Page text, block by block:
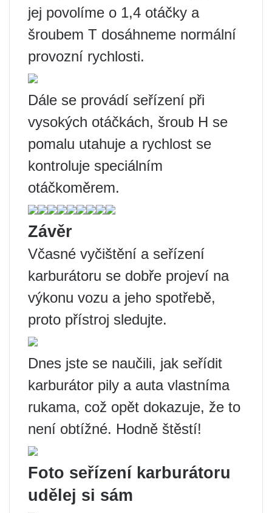
jej povolíme o 1,4 otáčky a
šroubem T dosáhneme normální
provozní rychlosti.
Dále se provádí seřízení při
vysokých otáčkách, šroub H se
pomalu utahuje a rychlost se
kontroluje speciálním
otáčkoměrem.
Závěr
Včasné vyčištění a seřízení
karburátoru se dobře projeví na
výkonu vozu a jeho spotřebě,
proto přístroj sledujte.
Dnes jste se naučili, jak seřídit
karburátor pily a auta vlastníma
rukama, což opět dokazuje, že to
není obtížné. Hodně štěstí!
Foto seřízení karburátoru
udělej si sám